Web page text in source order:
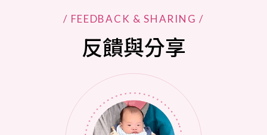
/ FEEDBACK & SHARING /
反饋與分享